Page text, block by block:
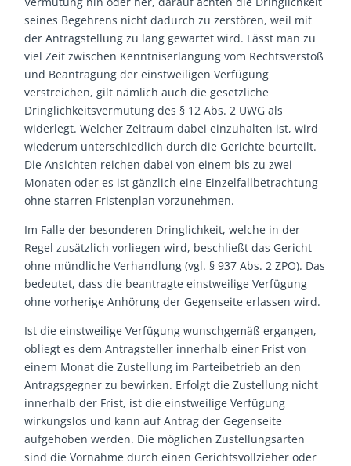
seines Begehrens nicht dadurch zu zerstören, weil mit
der Antragstellung zu lang gewartet wird. Lässt man zu
viel Zeit zwischen Kenntniserlangung vom Rechtsverstoß
und Beantragung der einstweiligen Verfügung
verstreichen, gilt nämlich auch die gesetzliche
Dringlichkeitsvermutung des § 12 Abs. 2 UWG als
widerlegt. Welcher Zeitraum dabei einzuhalten ist, wird
wiederum unterschiedlich durch die Gerichte beurteilt.
Die Ansichten reichen dabei von einem bis zu zwei
Monaten oder es ist gänzlich eine Einzelfallbetrachtung
ohne starren Fristenplan vorzunehmen.
Im Falle der besonderen Dringlichkeit, welche in der
Regel zusätzlich vorliegen wird, beschließt das Gericht
ohne mündliche Verhandlung (vgl. § 937 Abs. 2 ZPO). Das
bedeutet, dass die beantragte einstweilige Verfügung
ohne vorherige Anhörung der Gegenseite erlassen wird.
Ist die einstweilige Verfügung wunschgemäß ergangen,
obliegt es dem Antragsteller innerhalb einer Frist von
einem Monat die Zustellung im Parteibetrieb an den
Antragsgegner zu bewirken. Erfolgt die Zustellung nicht
innerhalb der Frist, ist die einstweilige Verfügung
wirkungslos und kann auf Antrag der Gegenseite
aufgehoben werden. Die möglichen Zustellungsarten
sind die Vornahme durch einen Gerichtsvollzieher oder